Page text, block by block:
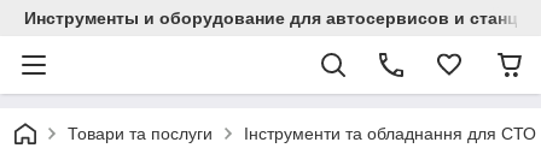
Инструменты и оборудование для автосервисов и
Товари та послуги Інструменти та обладнання для СТО